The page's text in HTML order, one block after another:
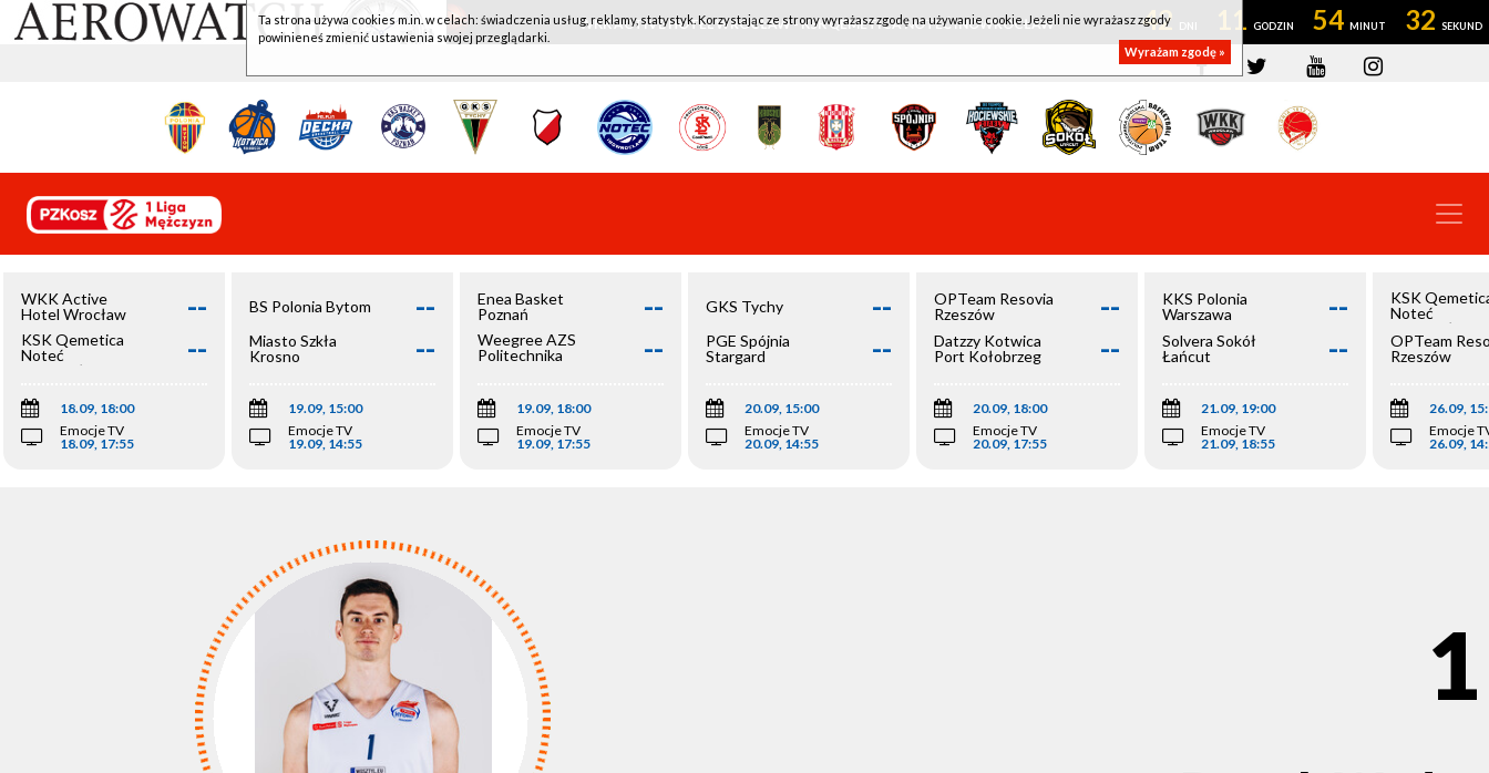
WKK ACTIVE HOTEL WROCŁAW - KSK QEMETICA NOTEĆ INOWROCŁAW 42 11 54 32
WKK Active
Hotel Wrocław
--
KSK Qemetica
Noteć
Inowrocław
--
18.09, 18:00
Emocje TV
18.09, 17:55
BS Polonia Bytom --
Miasto Szkła
Krosno
--
19.09, 15:00
Emocje TV
19.09, 14:55
Enea Basket
Poznań
--
Weegree AZS
Politechnika
--
19.09, 18:00
Emocje TV
19.09, 17:55
GKS Tychy --
PGE Spójnia
Stargard
--
20.09, 15:00
Emocje TV
20.09, 14:55
OPTeam Resovia
Rzeszów
--
Datzzy Kotwica
Port Kołobrzeg
--
20.09, 18:00
Emocje TV
20.09, 17:55
KKS Polonia
Warszawa
--
Solvera Sokół
Łańcut
--
21.09, 19:00
Emocje TV
21.09, 18:55
KSK
Noteć
Inowrocław
OPTeam
Rzeszów
26.09,
Emocje
26.09,
1
Ta strona używa cookies m.in. w celach: świadczenia usług, reklamy, statystyk. Korzystając ze strony wyrażasz zgodę na używanie cookie. Jeżeli nie wyrażasz zgody
powinieneś zmienić ustawienia swojej przeglądarki.
Wyrażam zgodę »